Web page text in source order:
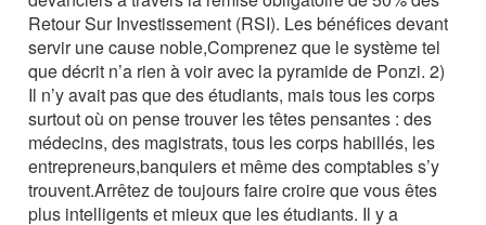
Retour Sur Investissement (RSI). Les bénéfices devant
servir une cause noble,Comprenez que le système tel
que décrit n’a rien à voir avec la pyramide de Ponzi. 2)
Il n’y avait pas que des étudiants, mais tous les corps
surtout où on pense trouver les têtes pensantes : des
médecins, des magistrats, tous les corps habillés, les
entrepreneurs,banquiers et même des comptables s’y
trouvent.Arrêtez de toujours faire croire que vous êtes
plus intelligents et mieux que les étudiants. Il y a